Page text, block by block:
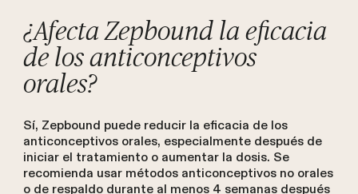
¿Afecta Zepbound la eficacia
de los anticonceptivos
orales?
Sí, Zepbound puede reducir la eficacia de los
anticonceptivos orales, especialmente después de
iniciar el tratamiento o aumentar la dosis. Se
recomienda usar métodos anticonceptivos no orales
o de respaldo durante al menos 4 semanas después